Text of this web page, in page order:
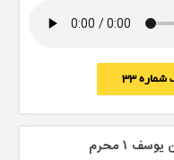
33
١ محرم